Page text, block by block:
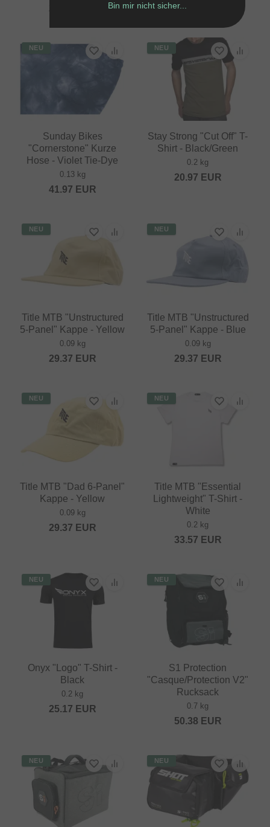
20.97
NEU
Sunday Bikes
"Cornerstone" Kurze
Hose - Violet Tie-Dye
0.13 kg
41.97 EUR
NEU
Stay Strong "Cut Off" T-
Shirt - Black/Green
0.2 kg
20.97 EUR
NEU
Title MTB "Unstructured
5-Panel" Kappe - Yellow
0.09 kg
29.37 EUR
NEU
Title MTB "Unstructured
5-Panel" Kappe - Blue
0.09 kg
29.37 EUR
NEU
Title MTB "Dad 6-Panel"
Kappe - Yellow
0.09 kg
29.37 EUR
NEU
Title MTB "Essential
Lightweight" T-Shirt -
White
0.2 kg
33.57 EUR
NEU
Onyx "Logo" T-Shirt -
Black
0.2 kg
25.17 EUR
NEU
S1 Protection
"Casque/Protection V2"
Rucksack
0.7 kg
50.38 EUR
NEU NEU
Bin mir nicht sicher...